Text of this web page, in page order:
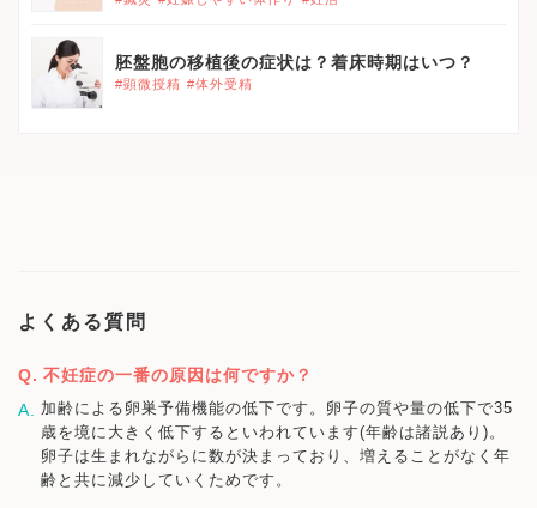
胚盤胞の移植後の症状は？着床時期はいつ？
#顕微授精 #体外受精
よくある質問
不妊症の一番の原因は何ですか？
加齢による卵巣予備機能の低下です。卵子の質や量の低下で35
歳を境に大きく低下するといわれています(年齢は諸説あり)。
卵子は生まれながらに数が決まっており、増えることがなく年
齢と共に減少していくためです。